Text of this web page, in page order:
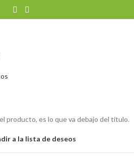
producto, es lo que va debajo del título.
a la lista de deseos